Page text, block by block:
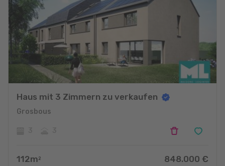
Haus mit 3 Zimmern zu verkaufen
Grosbous
112m 2 848.000 €